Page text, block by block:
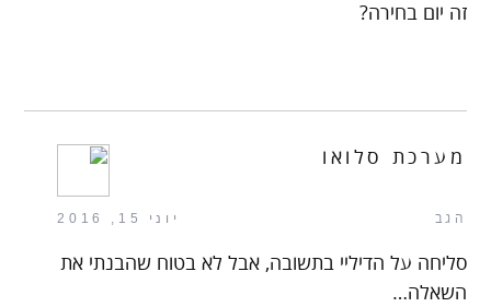
זה יום בחירה?
הגב יוני 15, 2016
מערכת סלואו
סליחה על הדיליי בתשובה, אבל לא בטוח שהבנתי את
השאלה…